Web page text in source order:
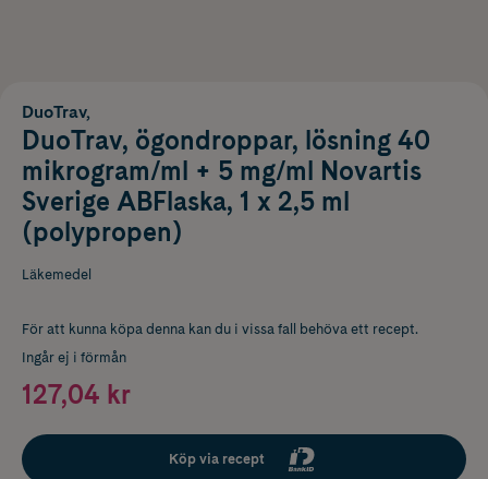
DuoTrav,
DuoTrav, ögondroppar, lösning 40
mikrogram/ml + 5 mg/ml Novartis
Sverige ABFlaska, 1 x 2,5 ml
(polypropen)
Läkemedel
För att kunna köpa denna kan du i vissa fall behöva ett recept.
Ingår ej i förmån
127,04 kr
Köp via recept